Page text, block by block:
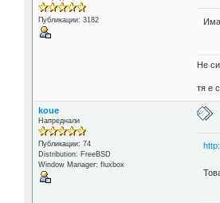
Публикации: 3182
Не
тя е
koue
Напреднали
Публикации: 74
Distribution: FreeBSD
Window Manager: fluxbox